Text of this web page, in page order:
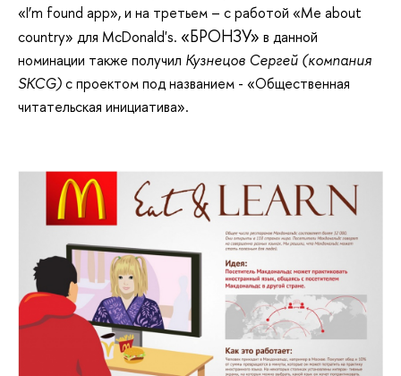
«I’m found app», и на третьем – с работой «Me about
country» для McDonald's. «БРОНЗУ» в данной
номинации также получил Кузнецов Сергей (компания
SKCG)с проектом под названием - «Общественная
читательская инициатива».